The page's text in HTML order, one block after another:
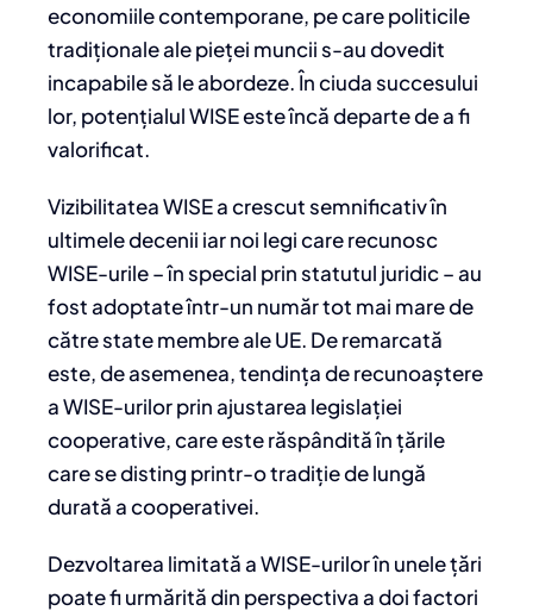
economiile contemporane, pe care politicile
tradiționale ale pieței muncii s-au dovedit
incapabile să le abordeze. În ciuda succesului
lor, potențialul WISE este încă departe de a fi
valorificat.
Vizibilitatea WISE a crescut semnificativ în
ultimele decenii iar noi legi care recunosc
WISE-urile – în special prin statutul juridic – au
fost adoptate într-un număr tot mai mare de
către state membre ale UE. De remarcată
este, de asemenea, tendința de recunoaștere
a WISE-urilor prin ajustarea legislației
cooperative, care este răspândită în țările
care se disting printr-o tradiție de lungă
durată a cooperativei.
Dezvoltarea limitată a WISE-urilor în unele țări
poate fi urmărită din perspectiva a doi factori